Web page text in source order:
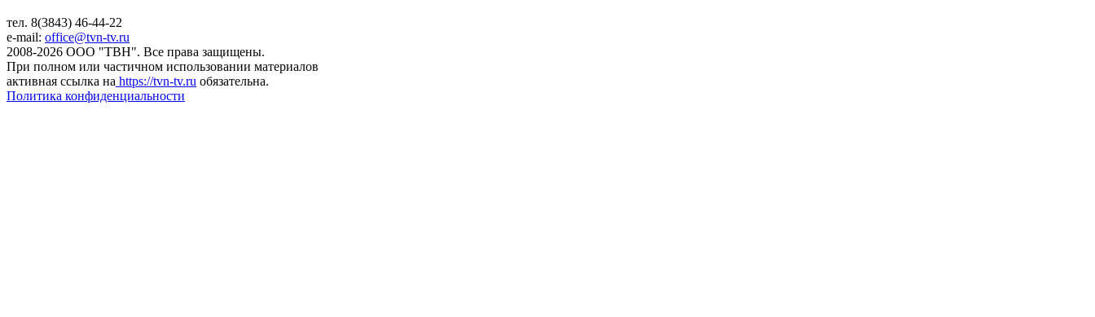
тел. 8(3843) 46-44-22
e-mail: office@tvn-tv.ru
2008-2026 ООО "ТВН". Все права защищены.
При полном или частичном использовании материалов
активная ссылка на https://tvn-tv.ru обязательна.
Политика конфиденциальности